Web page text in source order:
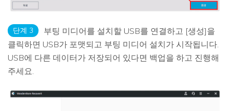
단계 3
부팅 미디어를 설치할 USB를 연결하고 [생성]을
클릭하면 USB가 포맷되고 부팅 미디어 설치가 시작됩니다.
USB에 다른 데이터가 저장되어 있다면 백업을 하고 진행해
주세요.